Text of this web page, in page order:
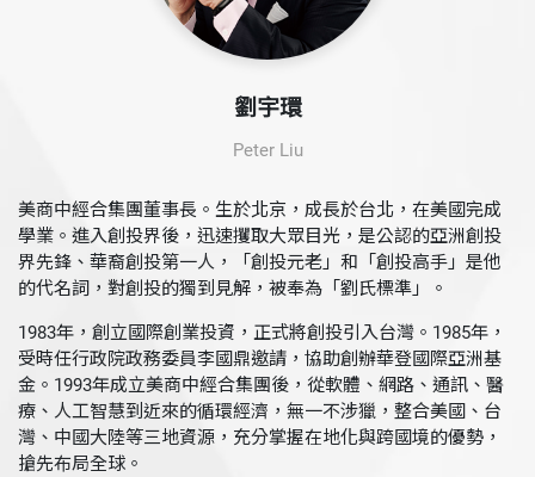
劉宇環
Peter Liu
美商中經合集團董事長。生於北京，成長於台北，在美國完成
學業。進入創投界後，迅速攫取大眾目光，是公認的亞洲創投
界先鋒、華裔創投第一人，「創投元老」和「創投高手」是他
的代名詞，對創投的獨到見解，被奉為「劉氏標準」。
1983年，創立國際創業投資，正式將創投引入台灣。1985年，
受時任行政院政務委員李國鼎邀請，協助創辦華登國際亞洲基
金。1993年成立美商中經合集團後，從軟體、網路、通訊、醫
療、人工智慧到近來的循環經濟，無一不涉獵，整合美國、台
灣、中國大陸等三地資源，充分掌握在地化與跨國境的優勢，
搶先布局全球。